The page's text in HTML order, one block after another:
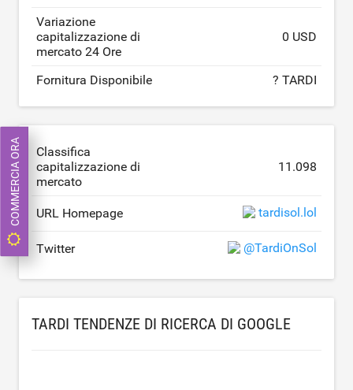
Variazione
capitalizzazione di
mercato 24 Ore
0 USD
Fornitura Disponibile ? TARDI
Classifica
capitalizzazione di
mercato
11.098
URL Homepage tardisol.lol
Twitter @TardiOnSol
TARDI TENDENZE DI RICERCA DI GOOGLE
COMMERCIA ORA